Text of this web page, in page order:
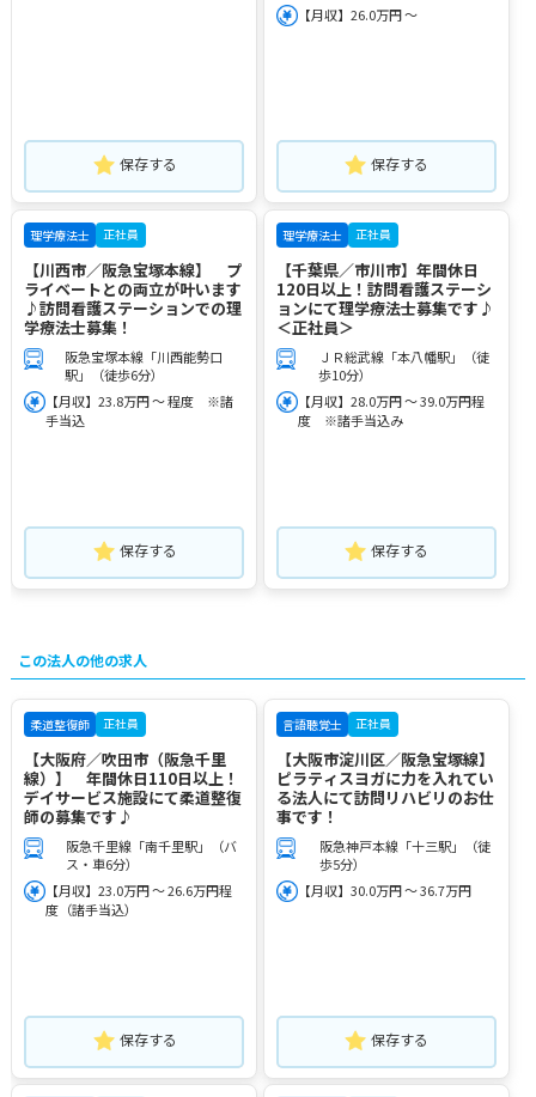
保存する
【月収】26.0万円 ～
保存する
理学療法士 正社員
【川西市／阪急宝塚本線】 プ
ライベートとの両立が叶います
♪訪問看護ステーションでの理
学療法士募集！
阪急宝塚本線「川西能勢口
駅」（徒歩6分）
【月収】23.8万円 ～ 程度 ※諸
手当込
保存する
理学療法士 正社員
【千葉県／市川市】年間休日
120日以上！訪問看護ステーシ
ョンにて理学療法士募集です♪
＜正社員＞
ＪＲ総武線「本八幡駅」（徒
歩10分）
【月収】28.0万円 ～ 39.0万円程
度 ※諸手当込み
保存する
この法人の他の求人
柔道整復師 正社員
【大阪府／吹田市（阪急千里
線）】 年間休日110日以上！
デイサービス施設にて柔道整復
師の募集です♪
阪急千里線「南千里駅」（バ
ス・車6分）
【月収】23.0万円 ～ 26.6万円程
度（諸手当込）
保存する
言語聴覚士 正社員
【大阪市淀川区／阪急宝塚線】
ピラティスヨガに力を入れてい
る法人にて訪問リハビリのお仕
事です！
阪急神戸本線「十三駅」（徒
歩5分）
【月収】30.0万円 ～ 36.7万円
保存する